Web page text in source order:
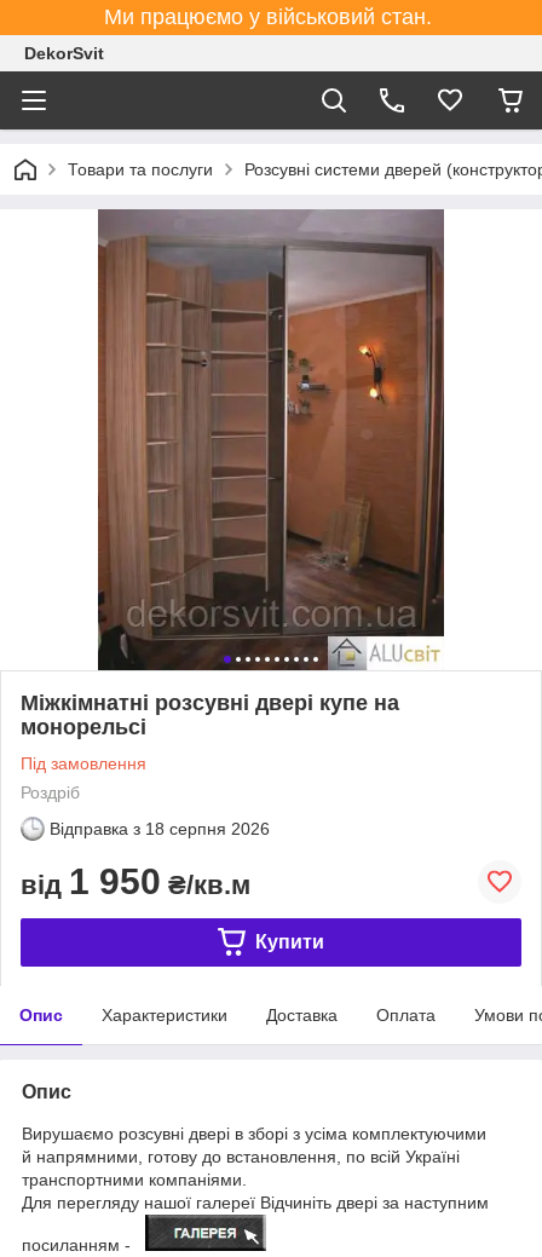
Ми працюємо у військовий стан.
DekorSvit
Товари та послуги Розсувні системи дверей
Міжкімнатні розсувні двері купе на
монорельсі
Під замовлення
Роздріб
Відправка з 18 серпня 2026
від 1 950 ₴/кв.м
Купити
Опис Характеристики Доставка Оплата Умови
Опис
Вирушаємо розсувні двері в зборі з усіма комплектуючими
й напрямними, готову до встановлення, по всій Україні
транспортними компаніями.
Для перегляду нашої галереї Відчиніть двері за наступним
посиланням -